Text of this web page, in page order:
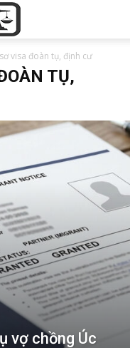
visa đoàn tụ, định cư
TỤ,
vợ chồng Úc